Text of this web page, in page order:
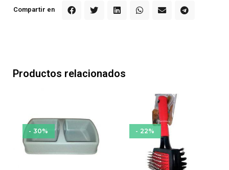
Compartir en
Productos relacionados
- 30% - 22%